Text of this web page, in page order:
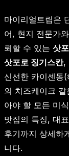
마이리얼트립은
어, 현지 전문가
뢰할 수 있는 삿
삿포로 징기스칸,
신선한 카이센동
의 치즈케이크
아야 할 모든 미
맛집의 특징, 대
후기까지 상세하
니다.